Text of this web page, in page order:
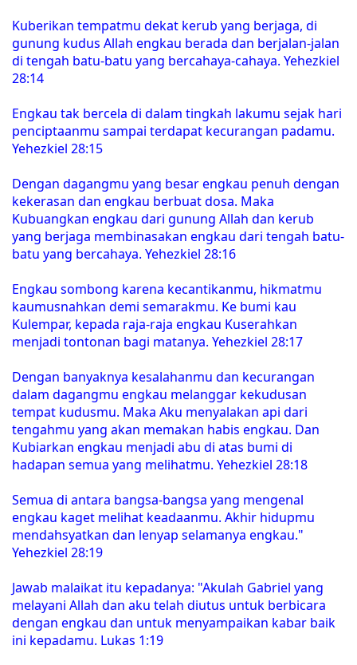
Kuberikan tempatmu dekat kerub yang berjaga, di
gunung kudus Allah engkau berada dan berjalan-jalan
di tengah batu-batu yang bercahaya-cahaya. Yehezkiel
28:14
Engkau tak bercela di dalam tingkah lakumu sejak hari
penciptaanmu sampai terdapat kecurangan padamu.
Yehezkiel 28:15
Dengan dagangmu yang besar engkau penuh dengan
kekerasan dan engkau berbuat dosa. Maka
Kubuangkan engkau dari gunung Allah dan kerub
yang berjaga membinasakan engkau dari tengah batu-
batu yang bercahaya. Yehezkiel 28:16
Engkau sombong karena kecantikanmu, hikmatmu
kaumusnahkan demi semarakmu. Ke bumi kau
Kulempar, kepada raja-raja engkau Kuserahkan
menjadi tontonan bagi matanya. Yehezkiel 28:17
Dengan banyaknya kesalahanmu dan kecurangan
dalam dagangmu engkau melanggar kekudusan
tempat kudusmu. Maka Aku menyalakan api dari
tengahmu yang akan memakan habis engkau. Dan
Kubiarkan engkau menjadi abu di atas bumi di
hadapan semua yang melihatmu. Yehezkiel 28:18
Semua di antara bangsa-bangsa yang mengenal
engkau kaget melihat keadaanmu. Akhir hidupmu
mendahsyatkan dan lenyap selamanya engkau."
Yehezkiel 28:19
Jawab malaikat itu kepadanya: "Akulah Gabriel yang
melayani Allah dan aku telah diutus untuk berbicara
dengan engkau dan untuk menyampaikan kabar baik
ini kepadamu. Lukas 1:19